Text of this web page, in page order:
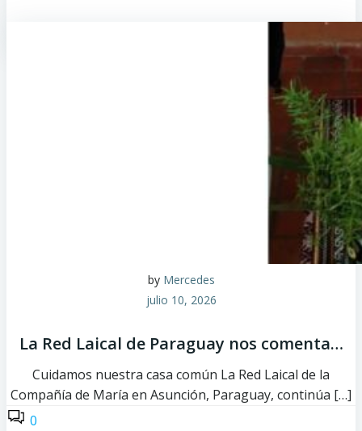
by Mercedes
julio 10, 2026
La Red Laical de Paraguay nos comenta…
Cuidamos nuestra casa común La Red Laical de la
Compañía de María en Asunción, Paraguay, continúa […]
0